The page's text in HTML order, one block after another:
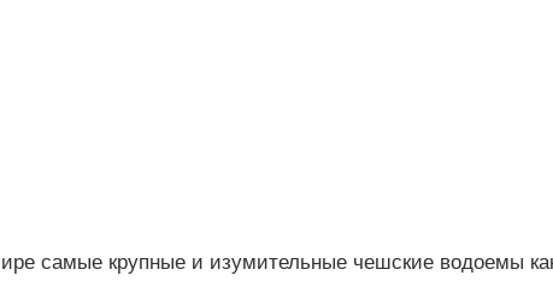
самые крупные и изумительные чешские водоемы